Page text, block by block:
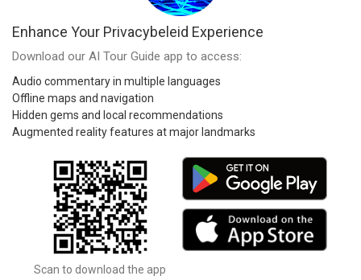
Enhance Your Privacybeleid Experience
Download our AI Tour Guide app to access:
Audio commentary in multiple languages
Offline maps and navigation
Hidden gems and local recommendations
Augmented reality features at major landmarks
Scan to download the app